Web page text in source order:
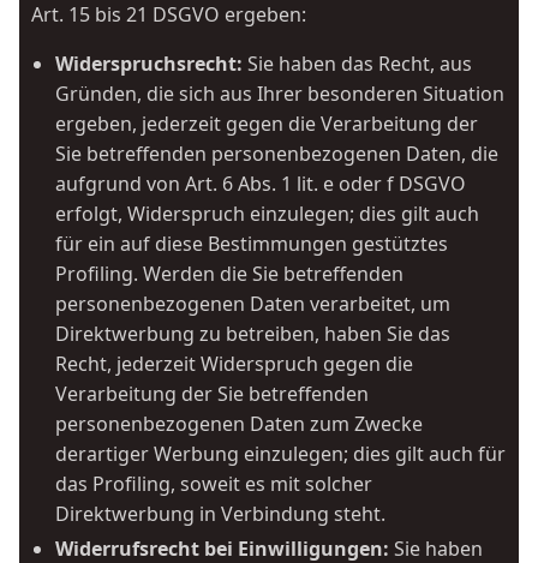
Art. 15 bis 21 DSGVO ergeben:
Widerspruchsrecht: Sie haben das Recht, aus
Gründen, die sich aus Ihrer besonderen Situation
ergeben, jederzeit gegen die Verarbeitung der
Sie betreffenden personenbezogenen Daten, die
aufgrund von Art. 6 Abs. 1 lit. e oder f DSGVO
erfolgt, Widerspruch einzulegen; dies gilt auch
für ein auf diese Bestimmungen gestütztes
Profiling. Werden die Sie betreffenden
personenbezogenen Daten verarbeitet, um
Direktwerbung zu betreiben, haben Sie das
Recht, jederzeit Widerspruch gegen die
Verarbeitung der Sie betreffenden
personenbezogenen Daten zum Zwecke
derartiger Werbung einzulegen; dies gilt auch für
das Profiling, soweit es mit solcher
Direktwerbung in Verbindung steht.
Widerrufsrecht bei Einwilligungen: Sie haben